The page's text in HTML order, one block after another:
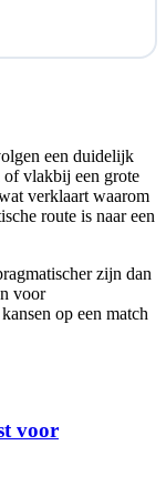
een duidelijk
of vlakbij een grote
verklaart waarom
route is naar een
zijn dan
voor
op een match
voor